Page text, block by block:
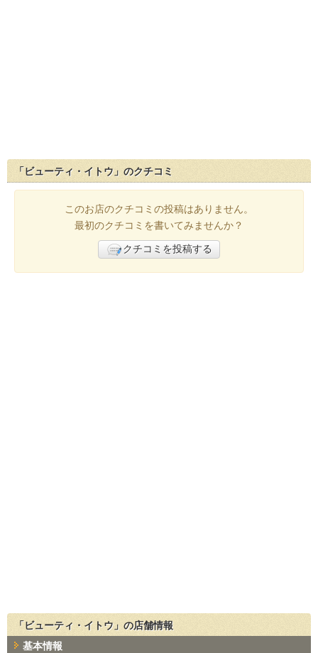
「ビューティ・イトウ」のクチコミ
このお店のクチコミの投稿はありません。
最初のクチコミを書いてみませんか？
クチコミを投稿する
「ビューティ・イトウ」の店舗情報
基本情報